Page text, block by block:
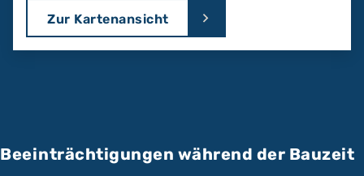
Zur Kartenansicht
Beeinträchtigungen während der Bauzeit